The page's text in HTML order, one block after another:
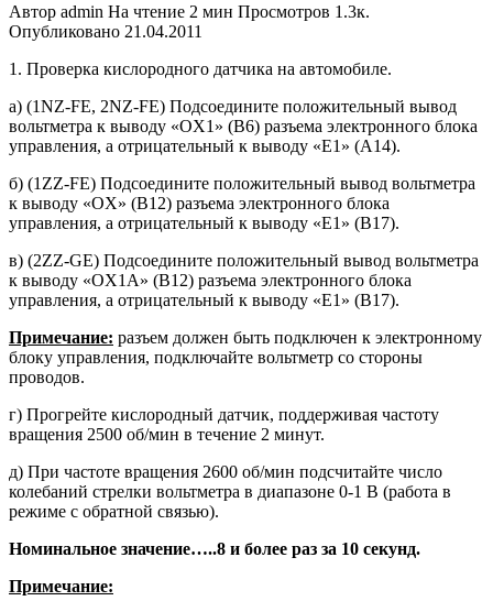
Автор admin На чтение 2 мин Просмотров 1.3к.
Опубликовано 21.04.2011
1. Проверка кислородного датчика на автомобиле.
а) (1NZ-FE, 2NZ-FE) Подсоедините положительный вывод
вольтметра к выводу «OX1» (В6) разъема элек­тронного блока
управления, а отри­цательный к выводу «Е1» (А14).
б) (1ZZ-FE) Подсоедините положи­тельный вывод вольтметра
к выводу «OX» (B12) разъема электронного блока
управления, а отрицательный к выводу «Е1» (В17).
в) (2ZZ-GE) Подсоедините положи­тельный вывод вольтметра
к выводу «OX1A» (В12) разъема электронного блока
управления, а отрицательный к выводу «Е1» (В17).
Примечание: разъем должен быть подключен к электронному
блоку управления, подключайте вольт­метр со стороны
проводов.
г) Прогрейте кислородный датчик, поддерживая частоту
вращения 2500 об/мин в течение 2 минут.
д) При частоте вращения 2600 об/мин подсчитайте число
колеба­ний стрелки вольтметра в диапазо­не 0-1 В (работа в
режиме с обрат­ной связью).
Номинальное значение…..8 и более раз за 10 секунд.
Примечание: